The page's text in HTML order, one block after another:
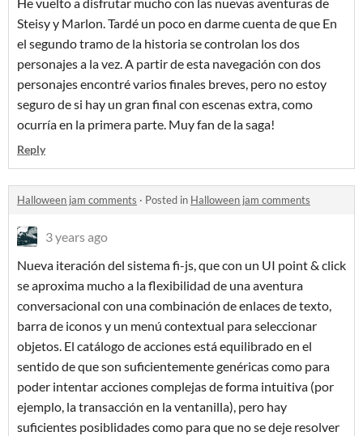
Steisy y Marlon. Tardé un poco en darme cuenta de que En
el segundo tramo de la historia se controlan los dos
personajes a la vez. A partir de esta navegación con dos
personajes encontré varios finales breves, pero no estoy
seguro de si hay un gran final con escenas extra, como
ocurría en la primera parte. Muy fan de la saga!
Reply
Halloween jam comments · Posted in Halloween jam comments
3 years ago
Nueva iteración del sistema fi-js, que con un UI point & click
se aproxima mucho a la flexibilidad de una aventura
conversacional con una combinación de enlaces de texto,
barra de iconos y un menú contextual para seleccionar
objetos. El catálogo de acciones está equilibrado en el
sentido de que son suficientemente genéricas como para
poder intentar acciones complejas de forma intuitiva (por
ejemplo, la transacción en la ventanilla), pero hay
suficientes posiblidades como para que no se deje resolver